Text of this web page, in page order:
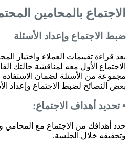
الاجتماع بالمحامين
ضبط الاجتماع وإعداد الأسئلة
بعد قراءة تقييمات العملاء واختيار
الاجتماع الأول معه لمناقشة حالتك
مجموعة من الأسئلة لضمان الاستفادة
بعض النصائح لضبط الاجتماع وإعداد
• تحديد أهداف الاجتماع:
حدد أهدافك من الاجتماع مع
وتحقيقه خلال الجلسة.